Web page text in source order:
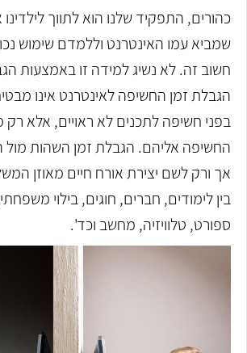
כהורים, התפקיד שלנו הוא לתווך
שמביא עמו האינטרנט וללמדם שימוש
חשוב זה. לא נשיג למידה זו באמצעות
הגבלת זמן החשיפה לאינטרנט אינו
בפני חשיפה לתכנים לא ראויים, אלא
החשיפה אליהם. הגבלת זמן השהות מול
אך ורק לשם יצירת אורח חיים מאוזן
בין לימודים, חברים, חוגים, בילוי
ספורט, טלוויזיה, מחשב וכד'.